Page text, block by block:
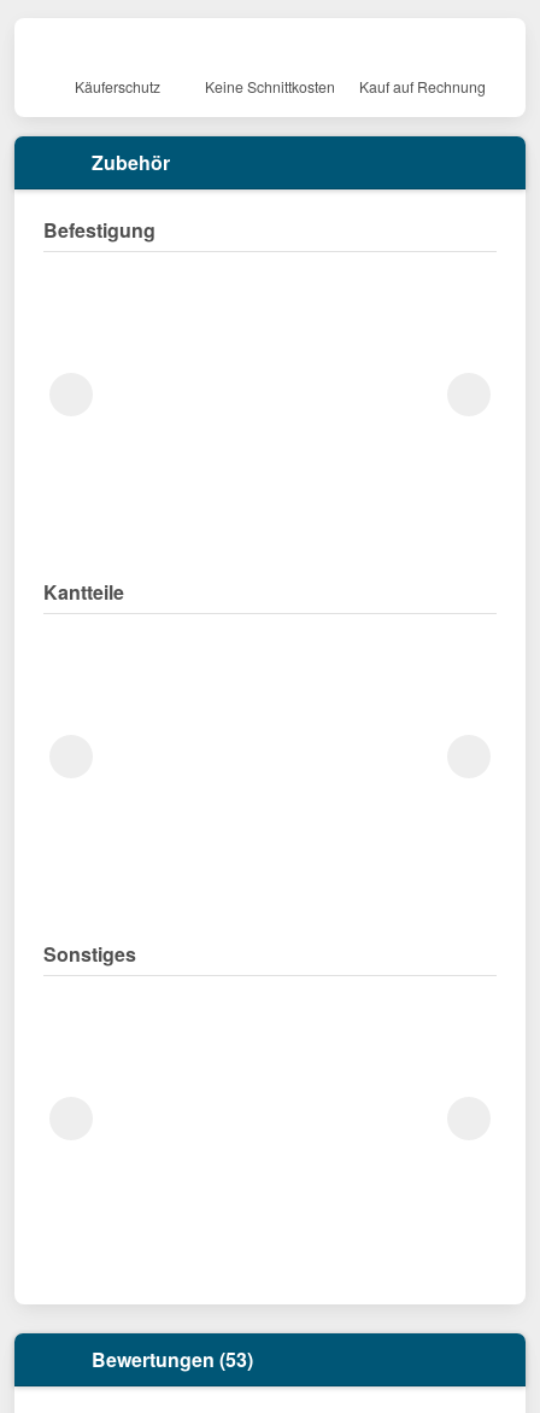
Käuferschutz Keine Schnittkosten Kauf auf Rechnung
Zubehör
Befestigung
Kantteile
Sonstiges
Bewertungen (53)